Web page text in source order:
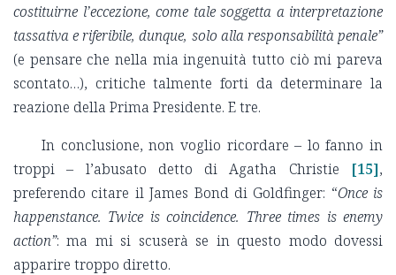
costituirne l’eccezione, come tale soggetta a interpretazione
tassativa e riferibile, dunque, solo alla responsabilità penale”
(e pensare che nella mia ingenuità tutto ciò mi pareva
scontato…), critiche talmente forti da determinare la
reazione della Prima Presidente. E tre.
In conclusione, non voglio ricordare – lo fanno in
troppi – l’abusato detto di Agatha Christie
[15],
preferendo citare il James Bond di Goldfinger: “Once is
happenstance. Twice is coincidence. Three times is enemy
action”: ma mi si scuserà se in questo modo dovessi
apparire troppo diretto.